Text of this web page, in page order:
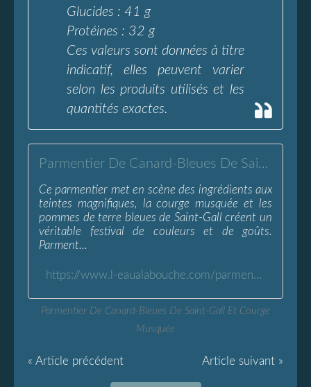
Glucides : 41 g
Protéines : 32 g
Ces valeurs sont données à titre
indicatif, elles peuvent varier
selon les produits utilisés et les
quantités exactes.
Parmentier De Canard-Bleues De Saint-Gall Et Courge Musquée
Ce parmentier met en scène des ingrédients aux
teintes magnifiques, la courge musquée et les
pommes de terre bleues de Saint-Gall créent un
véritable festival de couleurs et de goûts.
Parment...
https://www.l-eaualabouche.com/parmentier-de-canard-bleues-de-st-gall-courge.html
Parmentier De Canard-Bleues De Saint-Gall Et Courge
Musquée
« Article précédent Article suivant »